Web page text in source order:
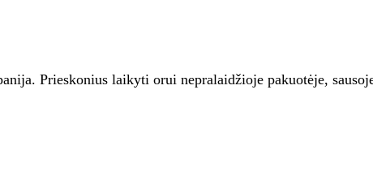
Prieskonius laikyti orui nepralaidžioje pakuotėje,